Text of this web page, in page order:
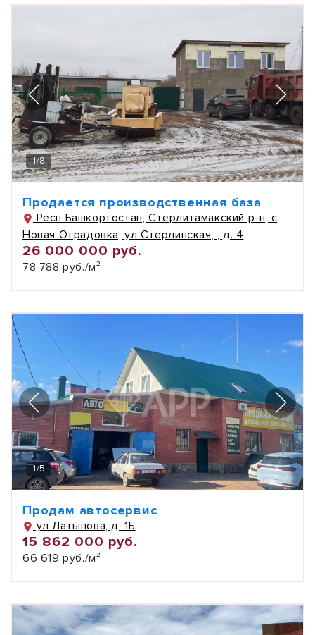
1/8
Продается производственная база
Респ Башкортостан, Стерлитамакский р-н, с
Новая Отрадовка, ул Стерлинская, , д. 4
26 000 000 руб.
78 788 руб./м²
1/5
Продам автосервис
ул Латыпова, д. 1Б
15 862 000 руб.
66 619 руб./м²